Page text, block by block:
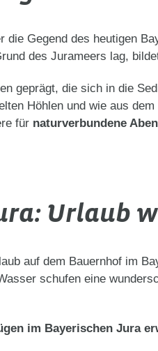
Gegend des heutigen
des Jurameers lag,
geprägt, die sich in die
Höhlen und wie aus
für naturverbundene
Urlaub
auf dem Bauernhof im
schufen eine
im Bayerischen Jura